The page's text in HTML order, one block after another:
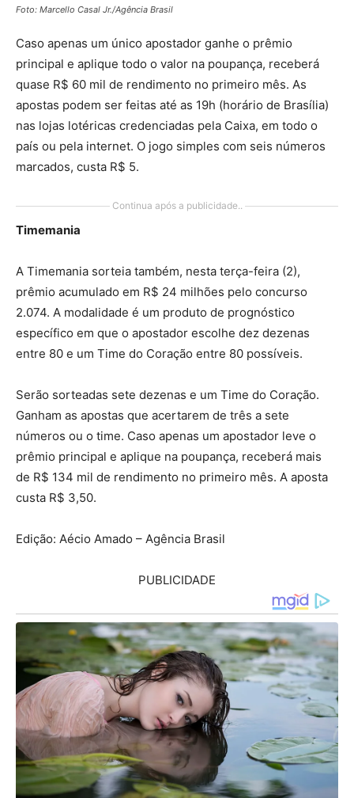
Foto: Marcello Casal Jr./Agência Brasil
Caso apenas um único apostador ganhe o prêmio
principal e aplique todo o valor na poupança, receberá
quase R$ 60 mil de rendimento no primeiro mês. As
apostas podem ser feitas até as 19h (horário de Brasília)
nas lojas lotéricas credenciadas pela Caixa, em todo o
país ou pela internet. O jogo simples com seis números
marcados, custa R$ 5.
Continua após a publicidade..
Timemania
A Timemania sorteia também, nesta terça-feira (2),
prêmio acumulado em R$ 24 milhões pelo concurso
2.074. A modalidade é um produto de prognóstico
específico em que o apostador escolhe dez dezenas
entre 80 e um Time do Coração entre 80 possíveis.
Serão sorteadas sete dezenas e um Time do Coração.
Ganham as apostas que acertarem de três a sete
números ou o time. Caso apenas um apostador leve o
prêmio principal e aplique na poupança, receberá mais
de R$ 134 mil de rendimento no primeiro mês. A aposta
custa R$ 3,50.
Edição: Aécio Amado – Agência Brasil
PUBLICIDADE